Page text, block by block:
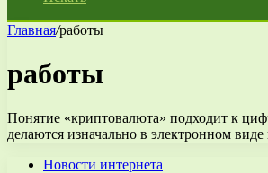
Главная/работы
работы
Понятие «криптовалюта» подходит к
делаются изначально в электронном
Новости интернета